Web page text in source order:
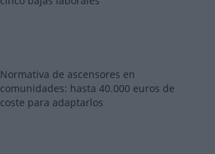
Normativa de ascensores en
comunidades: hasta 40.000 euros de
coste para adaptarlos